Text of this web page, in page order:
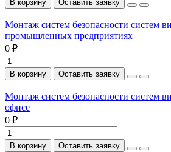
В корзину Оставить заявку
Монтаж систем безопасности систем
промышленных предприятиях
0 ₽
В корзину Оставить заявку
Монтаж систем безопасности систем
офисе
0 ₽
В корзину Оставить заявку